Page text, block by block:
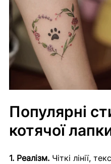
Популярні
котячої
1. Реалізм. Чіткі лінії,